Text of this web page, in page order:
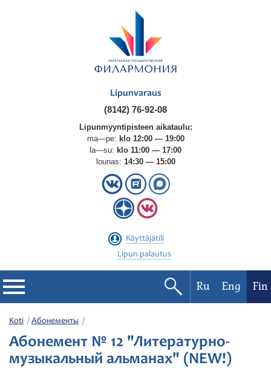
Lipunvaraus
(8142) 76-92-08
Lipunmyyntipisteen aikataulu:
ma—pe: klo 12:00 — 19:00
la—su: klo 11:00 — 17:00
lounas: 14:30 — 15:00
Käyttäjätili
Lipun palautus
Filharmonia
Konserttikalenteri
Ru Eng Fin
Koti Абонементы
Абонемент № 12 "Литературно-
музыкальный альманах" (NEW!)